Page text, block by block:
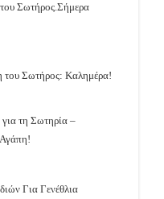
Σωτήρος.Σήμερα
Σωτήρος: Καλημέρα!
τη Σωτηρία –
Για Γενέθλια